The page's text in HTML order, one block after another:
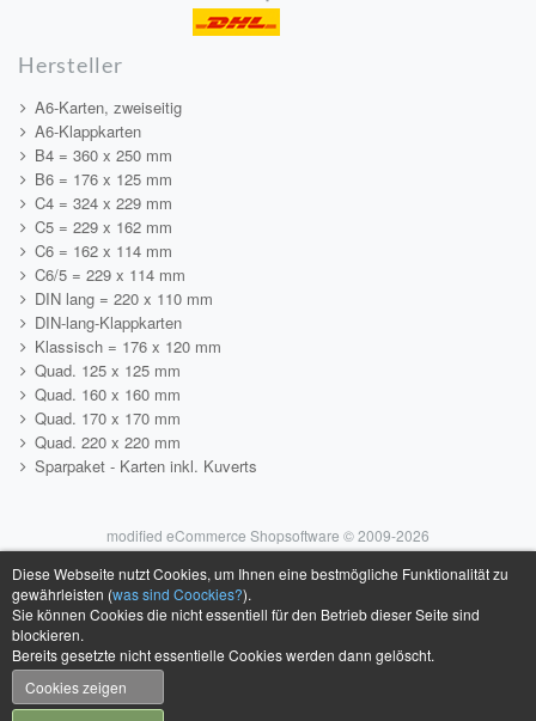
Diese Webseite nutzt Cookies, um Ihnen eine bestmögliche Funktionalität zu
gewährleisten (was sind Coockies?).
Sie können Cookies die nicht essentiell für den Betrieb dieser Seite sind
blockieren.
Bereits gesetzte nicht essentielle Cookies werden dann gelöscht.
Cookies zeigen
Hersteller
A6-Karten, zweiseitig
A6-Klappkarten
B4 = 360 x 250 mm
B6 = 176 x 125 mm
C4 = 324 x 229 mm
C5 = 229 x 162 mm
C6 = 162 x 114 mm
C6/5 = 229 x 114 mm
DIN lang = 220 x 110 mm
DIN-lang-Klappkarten
Klassisch = 176 x 120 mm
Quad. 125 x 125 mm
Quad. 160 x 160 mm
Quad. 170 x 170 mm
Quad. 220 x 220 mm
Sparpaket - Karten inkl. Kuverts
modified eCommerce Shopsoftware © 2009-2026